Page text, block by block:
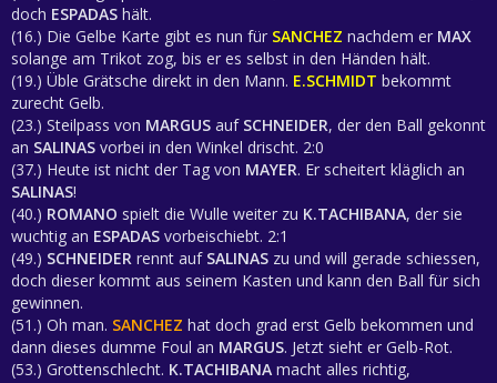
doch ESPADAS hält.
(16.) Die Gelbe Karte gibt es nun für SANCHEZ nachdem er MAX
solange am Trikot zog, bis er es selbst in den Händen hält.
(19.) Üble Grätsche direkt in den Mann. E.SCHMIDT bekommt
zurecht Gelb.
(23.) Steilpass von MARGUS auf SCHNEIDER, der den Ball gekonnt
an SALINAS vorbei in den Winkel drischt. 2:0
(37.) Heute ist nicht der Tag von MAYER. Er scheitert kläglich an
SALINAS!
(40.) ROMANO spielt die Wulle weiter zu K.TACHIBANA, der sie
wuchtig an ESPADAS vorbeischiebt. 2:1
(49.) SCHNEIDER rennt auf SALINAS zu und will gerade schiessen,
doch dieser kommt aus seinem Kasten und kann den Ball für sich
gewinnen.
(51.) Oh man. SANCHEZ hat doch grad erst Gelb bekommen und
dann dieses dumme Foul an MARGUS. Jetzt sieht er Gelb-Rot.
(53.) Grottenschlecht. K.TACHIBANA macht alles richtig,